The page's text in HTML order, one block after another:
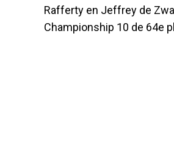
Rafferty en Jeffrey de
Championship 10 de 64e